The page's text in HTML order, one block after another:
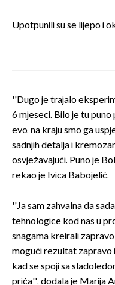
Upotpunili su se lijepo i
''Dugo je trajalo
6 mjeseci. Bilo je tu
evo, na kraju smo ga
sadnjih detalja i
osvježavajući. Puno je
rekao je Ivica Babojelić.
''Ja sam zahvalna da
tehnologice kod nas u
snagama kreirali
mogući rezultat zapravo
kad se spoji sa
priča'', dodala je Marija